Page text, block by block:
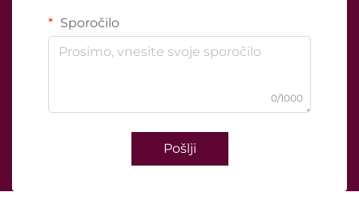
Sporočilo
0/1000
Pošlji